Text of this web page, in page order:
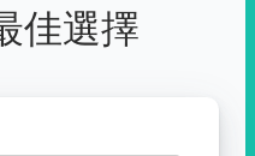
佳選擇